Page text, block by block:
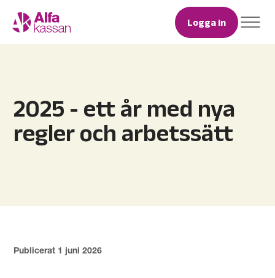
Logga in
2025 - ett år med nya
regler och arbetssätt
Publicerat 1 juni 2026